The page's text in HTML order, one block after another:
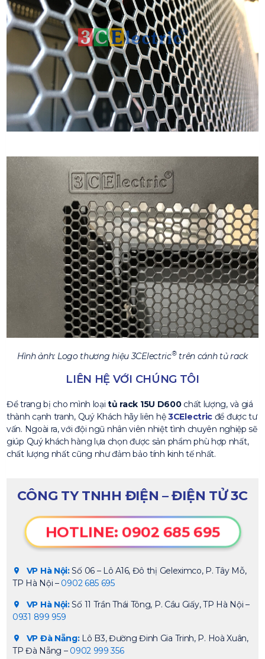
Hình ảnh: Logo thương hiệu 3CElectric®trên cánh tủ rack
LIÊN HỆ VỚI CHÚNG TÔI
Để trang bị cho mình loạitủ rack 15U D600chất lượng, và giá
thành cạnh tranh, Quý Khách hãy liên hệ3CElectric để được tư
vấn. Ngoài ra, với đội ngũ nhân viên nhiệt tình chuyên nghiệp sẽ
giúp Quý khách hàng lựa chọn được sản phẩm phù hợp nhất,
chất lượng nhất cũng như đảm bảo tính kinh tế nhất.
CÔNG TY TNHH ĐIỆN – ĐIỆN TỬ 3C
HOTLINE: 0902 685 695
VP Hà Nội:Số 06 – Lô A16, Đô thị Geleximco, P. Tây Mỗ,
TP Hà Nội – 0902 685 695
VP Hà Nội:Số 11 Trần Thái Tông, P. Cầu Giấy, TP Hà Nội –
0931 899 959
VP Đà Nẵng:Lô B3, Đường Đinh Gia Trinh, P. Hoà Xuân,
TP Đà Nẵng – 0902 999 356